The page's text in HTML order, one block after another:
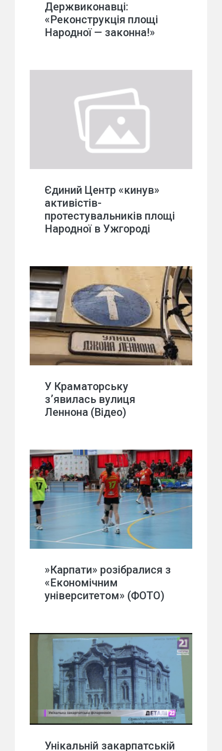
Держвиконавці:
«Реконструкція площі
Народної — законна!»
Єдиний Центр «кинув»
активістів-
протестувальників площі
Народної в Ужгороді
У Краматорську
з’явилась вулиця
Леннона (Відео)
»Карпати» розібралися з
«Економічним
університетом» (ФОТО)
Унікальній закарпатській